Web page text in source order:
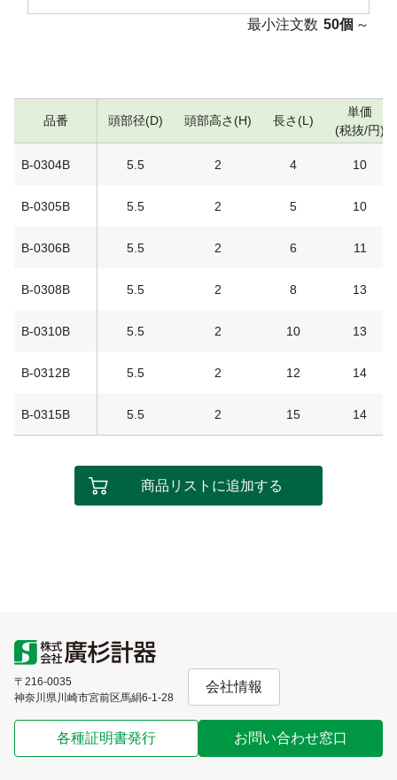
最小注文数 50個 ～
品番 頭部径(D) 頭部高さ(H) 長さ(L)
単価
(税抜/円)
B-0304B 5.5 2 4 10
B-0305B 5.5 2 5 10
B-0306B 5.5 2 6 11
B-0308B 5.5 2 8 13
B-0310B 5.5 2 10 13
B-0312B 5.5 2 12 14
B-0315B 5.5 2 15 14
商品リストに追加する
〒216-0035
神奈川県川崎市宮前区馬絹6-1-28
会社情報
各種証明書発行 お問い合わせ窓口